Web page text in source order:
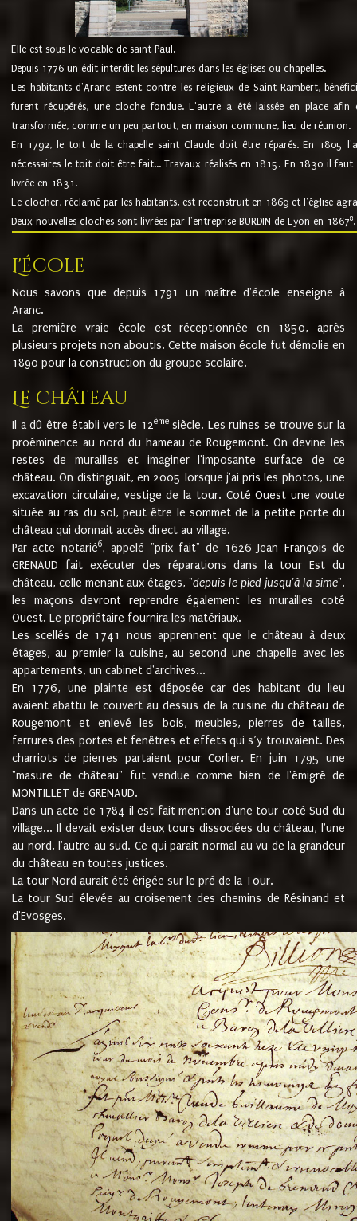
Elle est sous le vocable de saint Paul.
Depuis 1776 un édit interdit les sépultures dans les églises ou chapelles.
Les habitants d'Aranc estent contre les religieux de Saint Rambert,
furent récupérés, une cloche fondue. L'autre a été laissée en place
transformée, comme un peu partout, en maison commune, lieu de réunion.
En 1792, le toit de la chapelle saint Claude doit être réparés. En 1805
nécessaires le toit doit être fait... Travaux réalisés en 1815. En 1830 il
livrée en 1831.
Le clocher, réclamé par les habitants, est reconstruit en 1869 et l'église
Deux nouvelles cloches sont livrées par l'entreprise BURDIN de Lyon en 18678.
L'école
Nous savons que depuis 1791 un maître d'école enseigne à
Aranc.
La première vraie école est réceptionnée en 1850, après
plusieurs projets non aboutis. Cette maison école fut démolie en
1890 pour la construction du groupe scolaire.
Le château
Il a dû être établi vers le 12èmesiècle. Les ruines se trouve sur la
proéminence au nord du hameau de Rougemont. On devine les
restes de murailles et imaginer l'imposante surface de ce
château. On distinguait, en 2005 lorsque j'ai pris les photos, une
excavation circulaire, vestige de la tour. Coté Ouest une voute
située au ras du sol, peut être le sommet de la petite porte du
château qui donnait accès direct au village.
Par acte notarié6, appelé "prix fait" de 1626 Jean François de
GRENAUD fait exécuter des réparations dans la tour Est du
château, celle menant aux étages, "depuis le pied jusqu'à la sime".
les maçons devront reprendre également les murailles coté
Ouest. Le propriétaire fournira les matériaux.
Les scellés de 1741 nous apprennent que le château à deux
étages, au premier la cuisine, au second une chapelle avec les
appartements, un cabinet d'archives...
En 1776, une plainte est déposée car des habitant du lieu
avaient abattu le couvert au dessus de la cuisine du château de
Rougemont et enlevé les bois, meubles, pierres de tailles,
ferrures des portes et fenêtres et effets qui s’y trouvaient. Des
charriots de pierres partaient pour Corlier. En juin 1795 une
"masure de château" fut vendue comme bien de l'émigré de
MONTILLET de GRENAUD.
Dans un acte de 1784 il est fait mention d'une tour coté Sud du
village... Il devait exister deux tours dissociées du château, l'une
au nord, l'autre au sud. Ce qui parait normal au vu de la grandeur
du château en toutes justices.
La tour Nord aurait été érigée sur le pré de la Tour.
La tour Sud élevée au croisement des chemins de Résinand et
d'Evosges.